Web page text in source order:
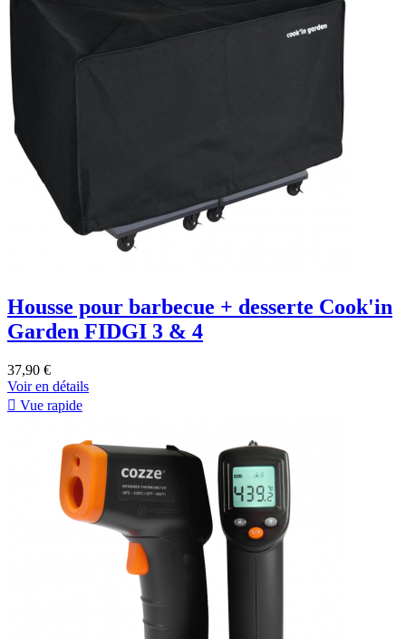
Housse pour barbecue + desserte Cook'in
Garden FIDGI 3 & 4
37,90 €
Voir en détails
 Vue rapide